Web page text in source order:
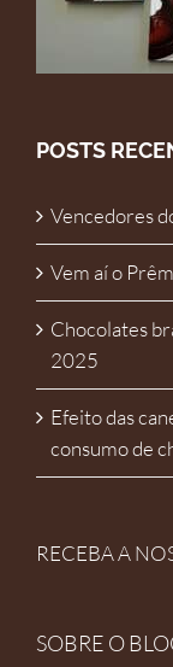
POSTS
Vencedores
Vem aí o
Chocolates
2025
Efeito das
consumo de
RECEBA A
SOBRE O